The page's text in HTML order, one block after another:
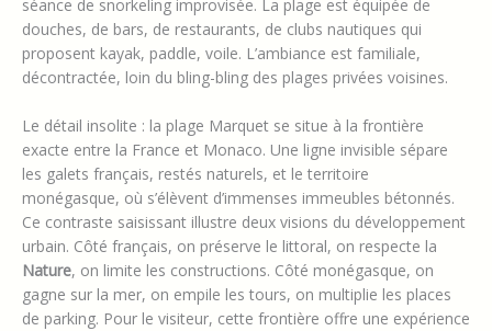
séance de snorkeling improvisée. La plage est équipée de
douches, de bars, de restaurants, de clubs nautiques qui
proposent kayak, paddle, voile. L’ambiance est familiale,
décontractée, loin du bling-bling des plages privées voisines.
Le détail insolite : la plage Marquet se situe à la frontière
exacte entre la France et Monaco. Une ligne invisible sépare
les galets français, restés naturels, et le territoire
monégasque, où s’élèvent d’immenses immeubles bétonnés.
Ce contraste saisissant illustre deux visions du développement
urbain. Côté français, on préserve le littoral, on respecte la
Nature, on limite les constructions. Côté monégasque, on
gagne sur la mer, on empile les tours, on multiplie les places
de parking. Pour le visiteur, cette frontière offre une expérience